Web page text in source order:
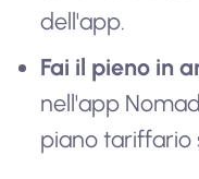
dell'app.
Fai il pieno in
nell'app
piano tariffario